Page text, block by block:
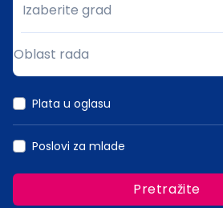
Grad
Izaberite grad
Oblast rada
Plata u oglasu
Poslovi za mlade
Pretražite